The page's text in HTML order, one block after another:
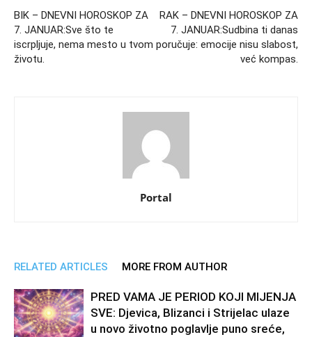
BIK – DNEVNI HOROSKOP ZA
7. JANUAR:Sve što te
iscrpljuje, nema mesto u tvom
životu.
RAK – DNEVNI HOROSKOP ZA
7. JANUAR:Sudbina ti danas
poručuje: emocije nisu slabost,
već kompas.
Portal
RELATED ARTICLES MORE FROM AUTHOR
PRED VAMA JE PERIOD KOJI MIJENJA
SVE: Djevica, Blizanci i Strijelac ulaze
u novo životno poglavlje puno sreće,